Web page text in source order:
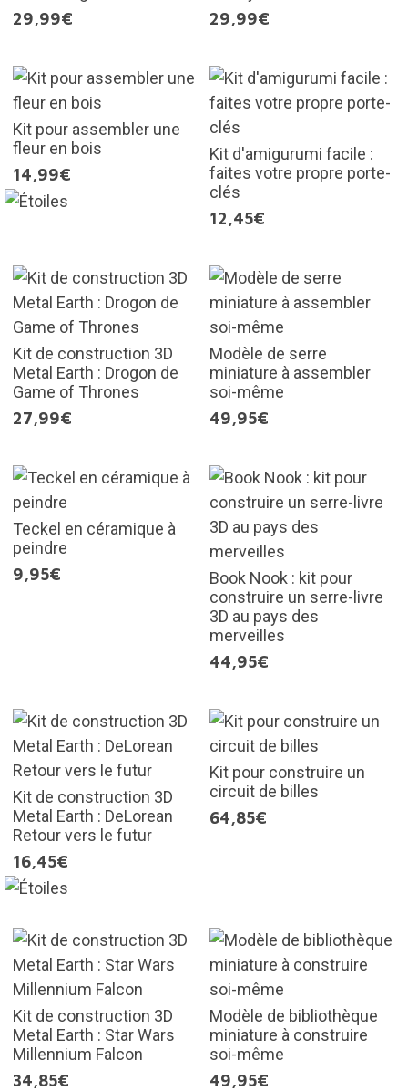
29,99€
29,99€
Kit pour assembler une
fleur en bois
14,99€
Kit d'amigurumi facile :
faites votre propre porte-
clés
12,45€
Kit de construction 3D
Metal Earth : Drogon de
Game of Thrones
27,99€
Modèle de serre
miniature à assembler
soi-même
49,95€
Teckel en céramique à
peindre
9,95€
Book Nook : kit pour
construire un serre-livre
3D au pays des
merveilles
44,95€
Kit de construction 3D
Metal Earth : DeLorean
Retour vers le futur
16,45€
Kit pour construire un
circuit de billes
64,85€
Kit de construction 3D
Metal Earth : Star Wars
Millennium Falcon
34,85€
Modèle de bibliothèque
miniature à construire
soi-même
49,95€